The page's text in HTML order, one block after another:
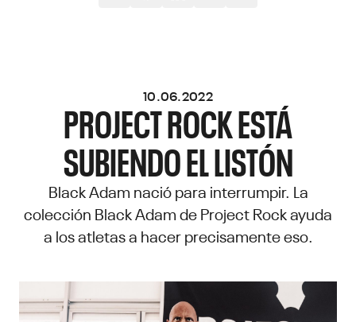
10.06.2022
PROJECT ROCK ESTÁ
SUBIENDO EL LISTÓN
Black Adam nació para interrumpir. La
colección Black Adam de Project Rock ayuda
a los atletas a hacer precisamente eso.